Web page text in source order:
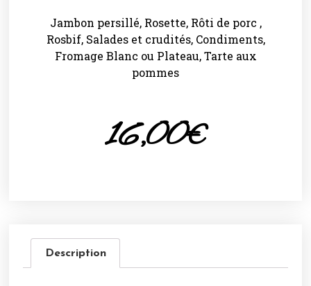
Jambon persillé, Rosette, Rôti de porc ,
Rosbif, Salades et crudités, Condiments,
Fromage Blanc ou Plateau, Tarte aux
pommes
16,00€
Description